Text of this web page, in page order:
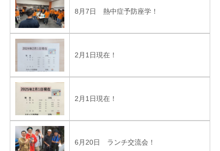
8月7日 熱中症予防座学！
2月1日現在！
2月1日現在！
6月20日 ランチ交流会！